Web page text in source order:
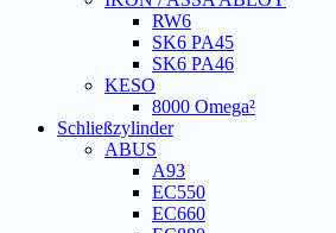
RW6
SK6 PA45
SK6 PA46
KESO
8000 Omega²
Schließzylinder
ABUS
A93
EC550
EC660